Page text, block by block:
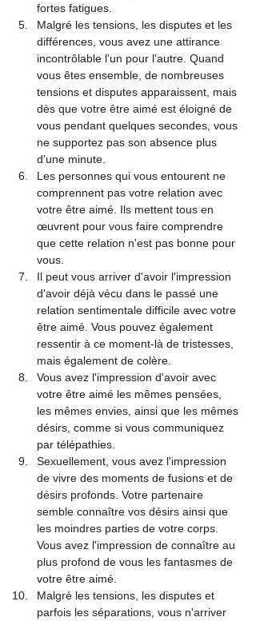
fortes fatigues.
Malgré les tensions, les disputes et les
différences, vous avez une attirance
incontrôlable l'un pour l'autre. Quand
vous êtes ensemble, de nombreuses
tensions et disputes apparaissent, mais
dès que votre être aimé est éloigné de
vous pendant quelques secondes, vous
ne supportez pas son absence plus
d'une minute.
Les personnes qui vous entourent ne
comprennent pas votre relation avec
votre être aimé. Ils mettent tous en
œuvrent pour vous faire comprendre
que cette relation n'est pas bonne pour
vous.
Il peut vous arriver d'avoir l'impression
d'avoir déjà vécu dans le passé une
relation sentimentale difficile avec votre
être aimé. Vous pouvez également
ressentir à ce moment-là de tristesses,
mais également de colère.
Vous avez l'impression d'avoir avec
votre être aimé les mêmes pensées,
les mêmes envies, ainsi que les mêmes
désirs, comme si vous communiquez
par télépathies.
Sexuellement, vous avez l'impression
de vivre des moments de fusions et de
désirs profonds. Votre partenaire
semble connaître vos désirs ainsi que
les moindres parties de votre corps.
Vous avez l'impression de connaître au
plus profond de vous les fantasmes de
votre être aimé.
Malgré les tensions, les disputes et
parfois les séparations, vous n'arriver